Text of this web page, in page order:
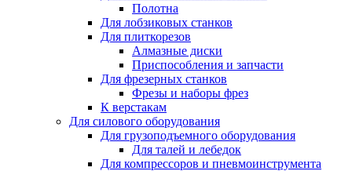
Полотна
Для лобзиковых станков
Для плиткорезов
Алмазные диски
Приспособления и запчасти
Для фрезерных станков
Фрезы и наборы фрез
К верстакам
Для силового оборудования
Для грузоподъемного оборудования
Для талей и лебедок
Для компрессоров и пневмоинструмента